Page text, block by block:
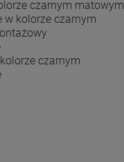
czarnym matowym
w kolorze czarnym
czarnym